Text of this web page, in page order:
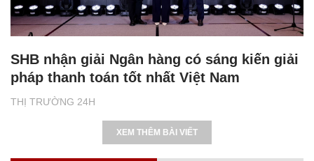
THỊ TRƯỜNG 24H
SHB nhận giải Ngân hàng có sáng kiến giải
pháp thanh toán tốt nhất Việt Nam
XEM THÊM BÀI VIẾT